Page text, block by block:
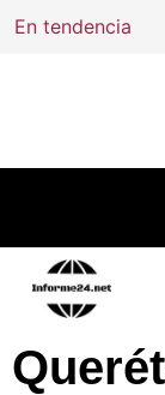
En tendencia